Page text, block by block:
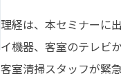
理経は、本セミナーに
イ機器、客室のテレビ
客室清掃スタッフが緊